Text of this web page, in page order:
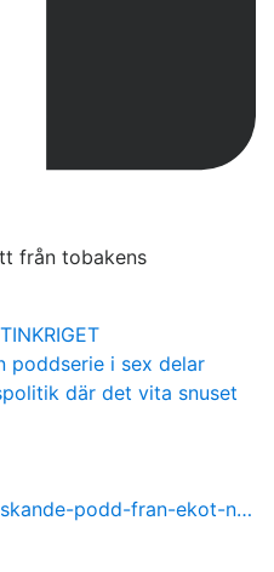
från tobakens
poddserie i sex delar
där det vita snuset
podd-fran-ekot-n…